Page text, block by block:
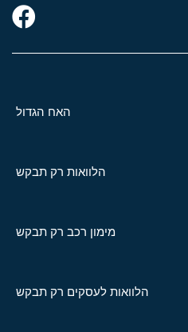
האח הגדול
הלוואות רק תבקש
מימון רכב רק תבקש
הלוואות לעסקים רק תבקש